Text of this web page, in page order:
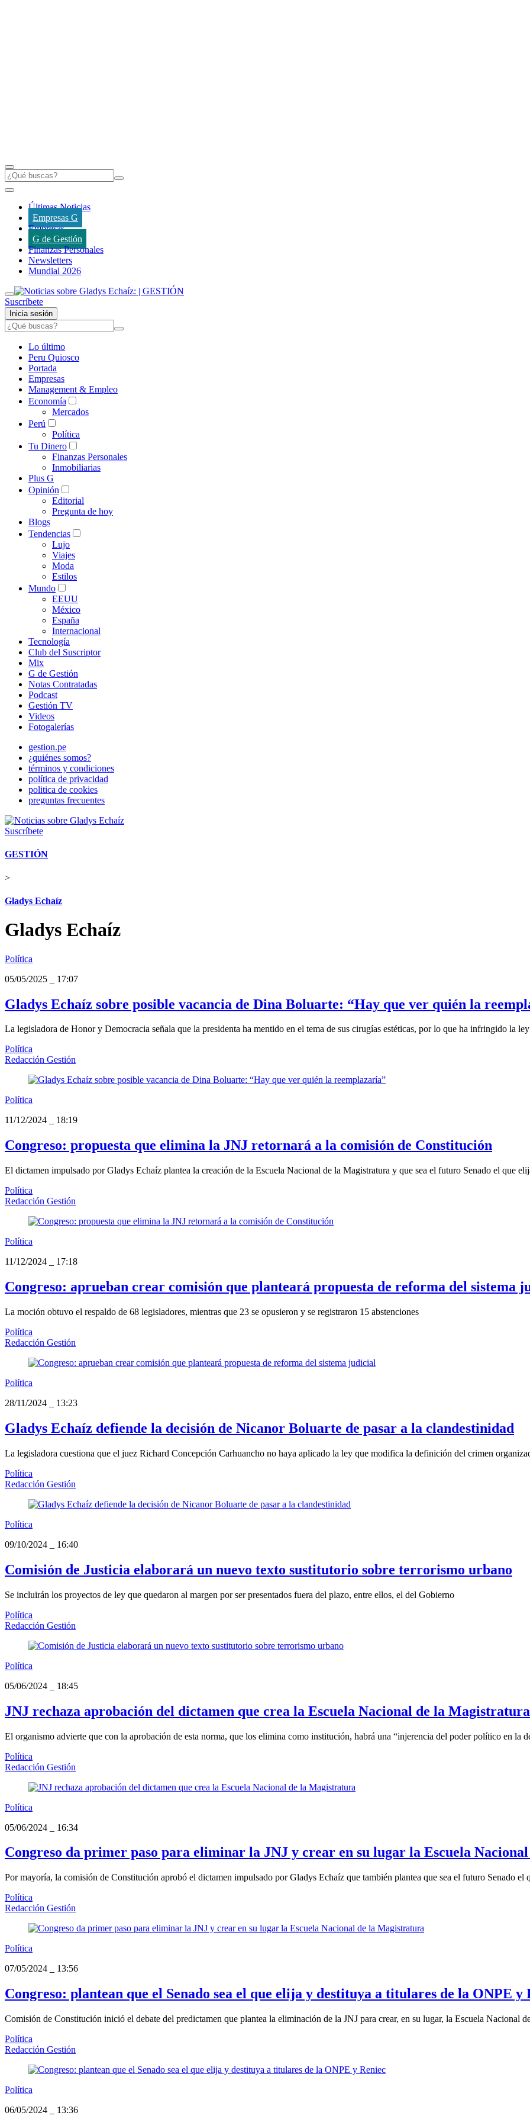
Últimas Noticias
Empresas G
Empresas
G de Gestión
Finanzas Personales
Newsletters
Mundial 2026
Suscríbete
Inicia sesión
Lo último
Peru Quiosco
Portada
Empresas
Management & Empleo
Economía
Mercados
Perú
Política
Tu Dinero
Finanzas Personales
Inmobiliarias
Plus G
Opinión
Editorial
Pregunta de hoy
Blogs
Tendencias
Lujo
Viajes
Moda
Estilos
Mundo
EEUU
México
España
Internacional
Tecnología
Club del Suscriptor
Mix
G de Gestión
Notas Contratadas
Podcast
Gestión TV
Videos
Fotogalerías
gestion.pe
¿quiénes somos?
términos y condiciones
política de privacidad
politica de cookies
preguntas frecuentes
Suscríbete
GESTIÓN
>
Gladys Echaíz
Gladys Echaíz
Política
05/05/2025
17:07
Gladys Echaíz sobre posible vacancia de Dina Boluarte: “Hay que ver quién la
La legisladora de Honor y Democracia señala que la presidenta ha mentido en el tema de sus cirugías estéticas, por lo que ha infringido la
Política
Redacción Gestión
Política
11/12/2024
18:19
Congreso: propuesta que elimina la JNJ retornará a la comisión de Constitución
El dictamen impulsado por Gladys Echaíz plantea la creación de la Escuela Nacional de la Magistratura y que sea el futuro Senado el que
Política
Redacción Gestión
Política
11/12/2024
17:18
Congreso: aprueban crear comisión que planteará propuesta de reforma del sistema
La moción obtuvo el respaldo de 68 legisladores, mientras que 23 se opusieron y se registraron 15 abstenciones
Política
Redacción Gestión
Política
28/11/2024
13:23
Gladys Echaíz defiende la decisión de Nicanor Boluarte de pasar a la clandestinidad
La legisladora cuestiona que el juez Richard Concepción Carhuancho no haya aplicado la ley que modifica la definición del crimen
Política
Redacción Gestión
Política
09/10/2024
16:40
Comisión de Justicia elaborará un nuevo texto sustitutorio sobre terrorismo urbano
Se incluirán los proyectos de ley que quedaron al margen por ser presentados fuera del plazo, entre ellos, el del Gobierno
Política
Redacción Gestión
Política
05/06/2024
18:45
JNJ rechaza aprobación del dictamen que crea la Escuela Nacional de la Magistratura
El organismo advierte que con la aprobación de esta norma, que los elimina como institución, habrá una “injerencia del poder político en la
Política
Redacción Gestión
Política
05/06/2024
16:34
Congreso da primer paso para eliminar la JNJ y crear en su lugar la Escuela
Por mayoría, la comisión de Constitución aprobó el dictamen impulsado por Gladys Echaíz que también plantea que sea el futuro Senado el
Política
Redacción Gestión
Política
07/05/2024
13:56
Congreso: plantean que el Senado sea el que elija y destituya a titulares de la ONPE y
Comisión de Constitución inició el debate del predictamen que plantea la eliminación de la JNJ para crear, en su lugar, la Escuela Nacional
Política
Redacción Gestión
Política
06/05/2024
13:36